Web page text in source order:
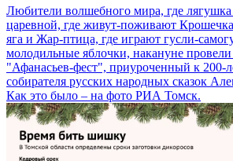
Любители волшебного мира, где
царевной, где живут-поживают
яга и Жар-птица, где играют гусли-
молодильные яблочки, накануне
"Афанасьев-фест", приуроченный к 200-
собирателя русских народных сказок
Как это было – на фото РИА Томск.